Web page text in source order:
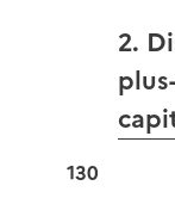
2.
130